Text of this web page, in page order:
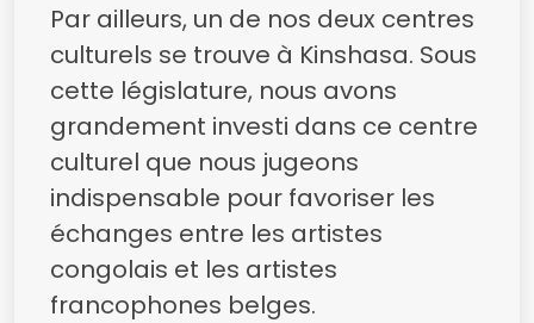
Par ailleurs, un de nos deux centres
culturels se trouve à Kinshasa. Sous
cette législature, nous avons
grandement investi dans ce centre
culturel que nous jugeons
indispensable pour favoriser les
échanges entre les artistes
congolais et les artistes
francophones belges.